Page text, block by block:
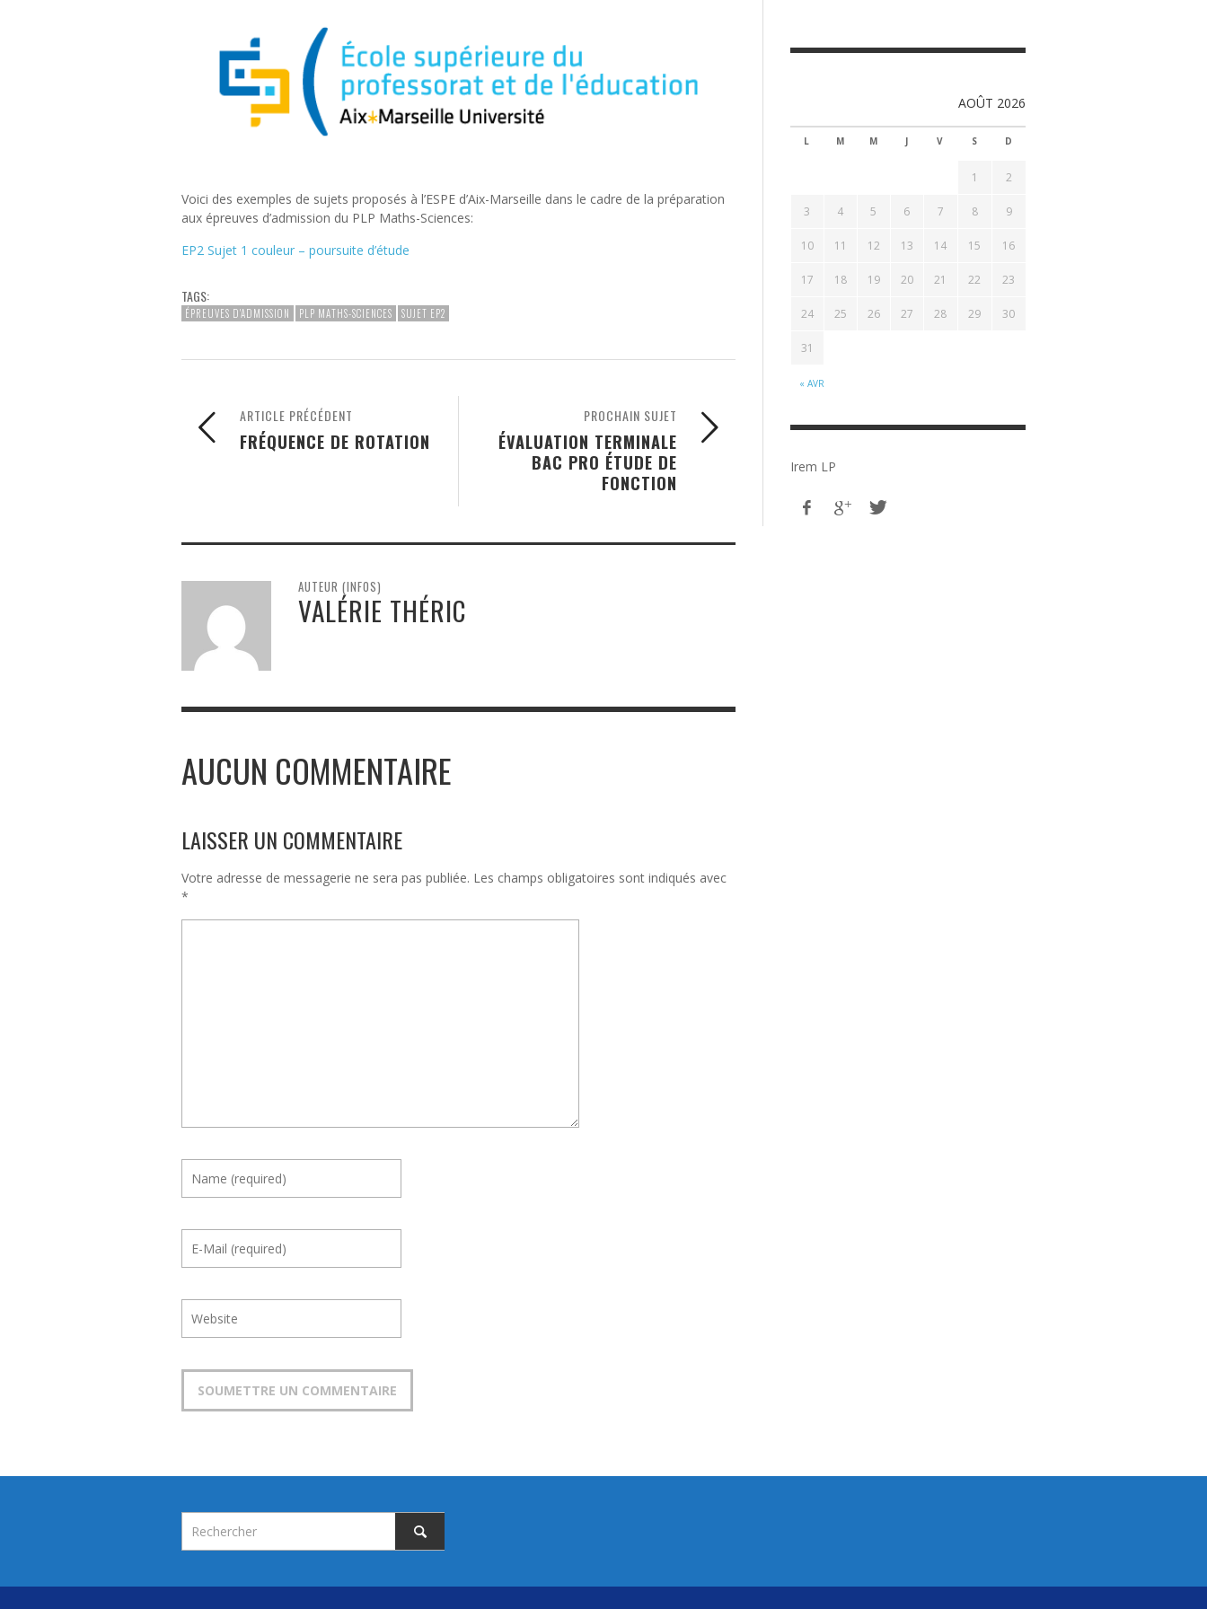
Voici des exemples de sujets proposés à l’ESPE d’Aix-Marseille dans le cadre de la préparation
aux épreuves d’admission du PLP Maths-Sciences:
EP2 Sujet 1 couleur – poursuite d’étude
TAGS:
ÉPREUVES D'ADMISSION PLP MATHS-SCIENCES SUJET EP2
PROCHAIN SUJET
ÉVALUATION TERMINALE
BAC PRO ÉTUDE DE
FONCTION
ARTICLE PRÉCÉDENT
FRÉQUENCE DE ROTATION
AUTEUR (INFOS)
VALÉRIE THÉRIC
AUCUN COMMENTAIRE
LAISSER UN COMMENTAIRE
Votre adresse de messagerie ne sera pas publiée. Les champs obligatoires sont indiqués avec
*
AOÛT 2026
L M M J V S D
« AVR
1 2
3 4 5 6 7 8 9
10 11 12 13 14 15 16
17 18 19 20 21 22 23
24 25 26 27 28 29 30
31
Irem LP